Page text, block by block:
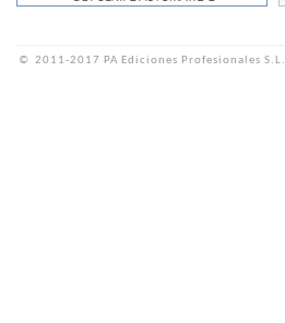
© 2011-2017 PA Ediciones Profesionales S.L.